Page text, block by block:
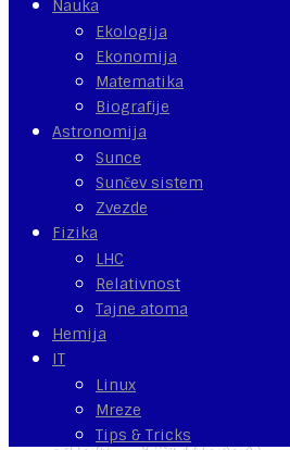
Nauka
Ekologija
Ekonomija
Matematika
Biografije
Astronomija
Sunce
Sunčev sistem
Zvezde
Fizika
LHC
Relativnost
Tajne atoma
Hemija
IT
Linux
Mreze
Tips & Tricks